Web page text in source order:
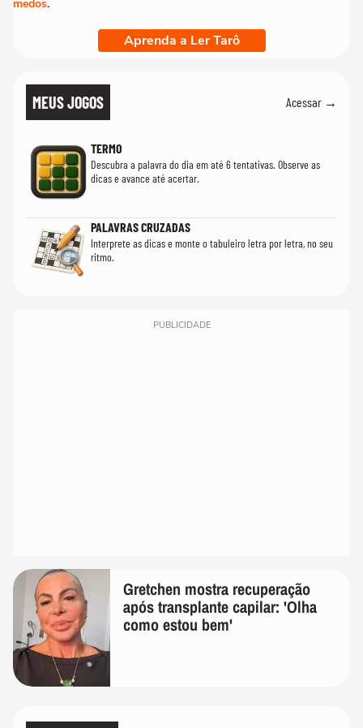
medos.
Aprenda a Ler Tarô
MEUS JOGOS Acessar →
TERMO
Descubra a palavra do dia em até 6 tentativas. Observe as
dicas e avance até acertar.
PALAVRAS CRUZADAS
Interprete as dicas e monte o tabuleiro letra por letra, no seu
ritmo.
PUBLICIDADE
Gretchen mostra recuperação
após transplante capilar: 'Olha
como estou bem'